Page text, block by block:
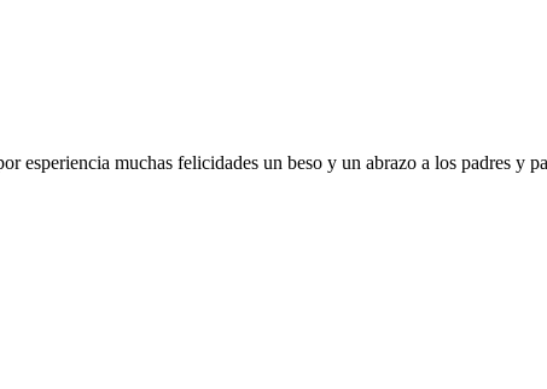
muchas felicidades un beso y un abrazo a los padres y